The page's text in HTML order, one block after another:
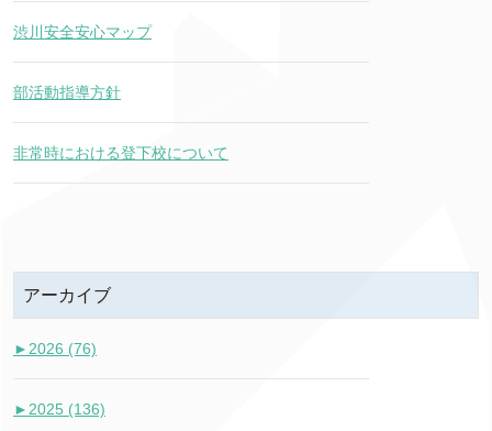
渋川安全安心マップ
部活動指導方針
非常時における登下校について
アーカイブ
► 2026 (76)
► 2025 (136)